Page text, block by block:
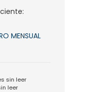
MENSUAL
sin leer
leer